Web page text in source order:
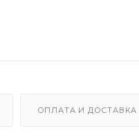
ОПЛАТА И ДОСТАВКА